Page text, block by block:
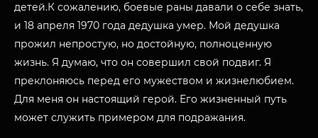
ПОСЕТИТЕЛЯМ
О НАС
НАЗАД
детей.К сожалению, боевые раны давали о себе знать,
и 18 апреля 1970 года дедушка умер. Мой дедушка
прожил непростую, но достойную, полноценную
жизнь. Я думаю, что он совершил свой подвиг. Я
преклоняюсь перед его мужеством и жизнелюбием.
Для меня он настоящий герой. Его жизненный путь
может служить примером для подражания.